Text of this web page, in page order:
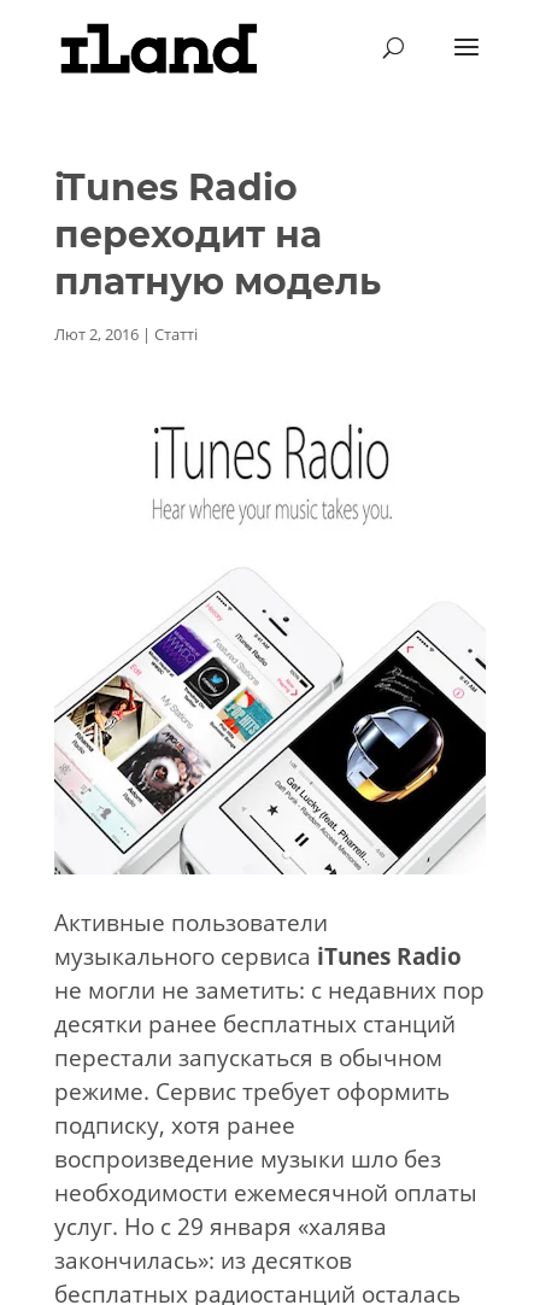
iTunes Radio
переходит на
платную модель
Лют 2, 2016| Статті
Активные пользователи
музыкального сервиса iTunes Radio
не могли не заметить: с недавних пор
десятки ранее бесплатных станций
перестали запускаться в обычном
режиме. Сервис требует оформить
подписку, хотя ранее
воспроизведение музыки шло без
необходимости ежемесячной оплаты
услуг. Но с 29 января «халява
закончилась»: из десятков
бесплатных радиостанций осталась